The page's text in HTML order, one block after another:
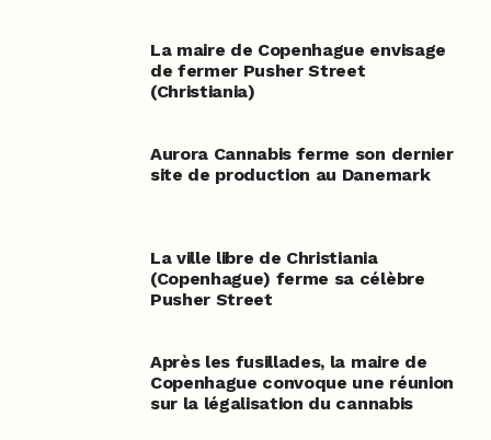
La maire de Copenhague envisage
de fermer Pusher Street
(Christiania)
Aurora Cannabis ferme son dernier
site de production au Danemark
La ville libre de Christiania
(Copenhague) ferme sa célèbre
Pusher Street
Après les fusillades, la maire de
Copenhague convoque une réunion
sur la légalisation du cannabis